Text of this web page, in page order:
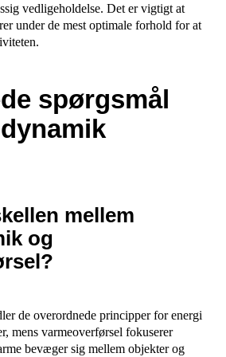
vedligeholdelse. Det er vigtigt at
under de mest optimale forhold for at
spørgsmål
mellem
og
de overordnede principper for energi
mens varmeoverførsel fokuserer
bevæger sig mellem objekter og